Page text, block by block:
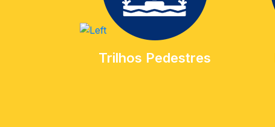
Trilhos Pedestres